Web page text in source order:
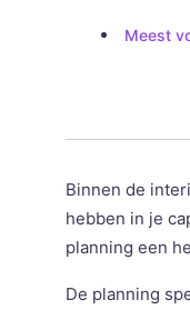
Meest
Binnen de
hebben in je
planning een
De planning